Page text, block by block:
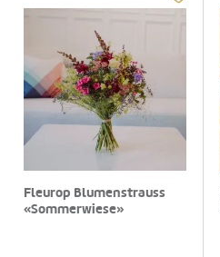
Fleurop Blumenstrauss
«Sommerwiese»